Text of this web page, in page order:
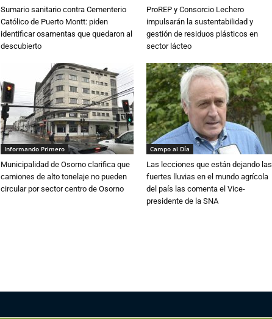
Sumario sanitario contra Cementerio
Católico de Puerto Montt: piden
identificar osamentas que quedaron al
descubierto
ProREP y Consorcio Lechero
impulsarán la sustentabilidad y
gestión de residuos plásticos en
sector lácteo
Informando Primero
Municipalidad de Osorno clarifica que
camiones de alto tonelaje no pueden
circular por sector centro de Osorno
Campo al Día
Las lecciones que están dejando las
fuertes lluvias en el mundo agrícola
del país las comenta el Vice-
presidente de la SNA